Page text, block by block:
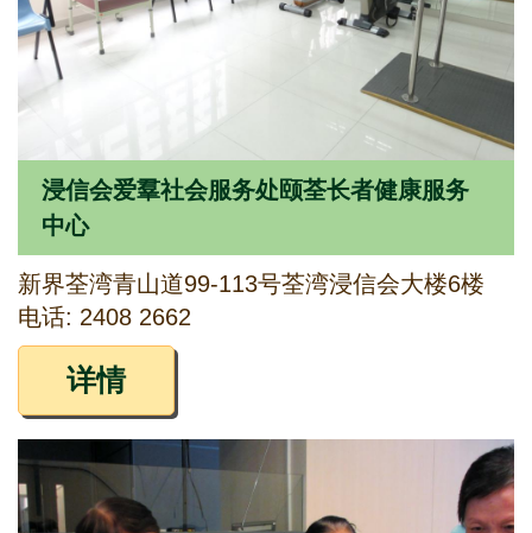
浸信会爱羣社会服务处颐荃长者健康服务
中心
新界荃湾青山道99-113号荃湾浸信会大楼6楼
电话: 2408 2662
详情